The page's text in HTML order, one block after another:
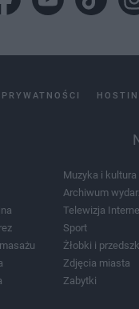
Muzyka i kultura
Archiwum
Telewizja
Sport
Żłobki i
Zdjęcia miasta
Zabytki